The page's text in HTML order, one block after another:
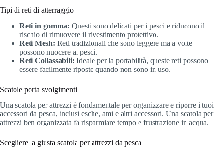
Tipi di reti di atterraggio
Reti in gomma: Questi sono delicati per i pesci e riducono il
rischio di rimuovere il rivestimento protettivo.
Reti Mesh: Reti tradizionali che sono leggere ma a volte
possono nuocere ai pesci.
Reti Collassabili: Ideale per la portabilità, queste reti possono
essere facilmente riposte quando non sono in uso.
Scatole porta svolgimenti
Una scatola per attrezzi è fondamentale per organizzare e riporre i tuoi
accessori da pesca, inclusi esche, ami e altri accessori. Una scatola per
attrezzi ben organizzata fa risparmiare tempo e frustrazione in acqua.
Scegliere la giusta scatola per attrezzi da pesca